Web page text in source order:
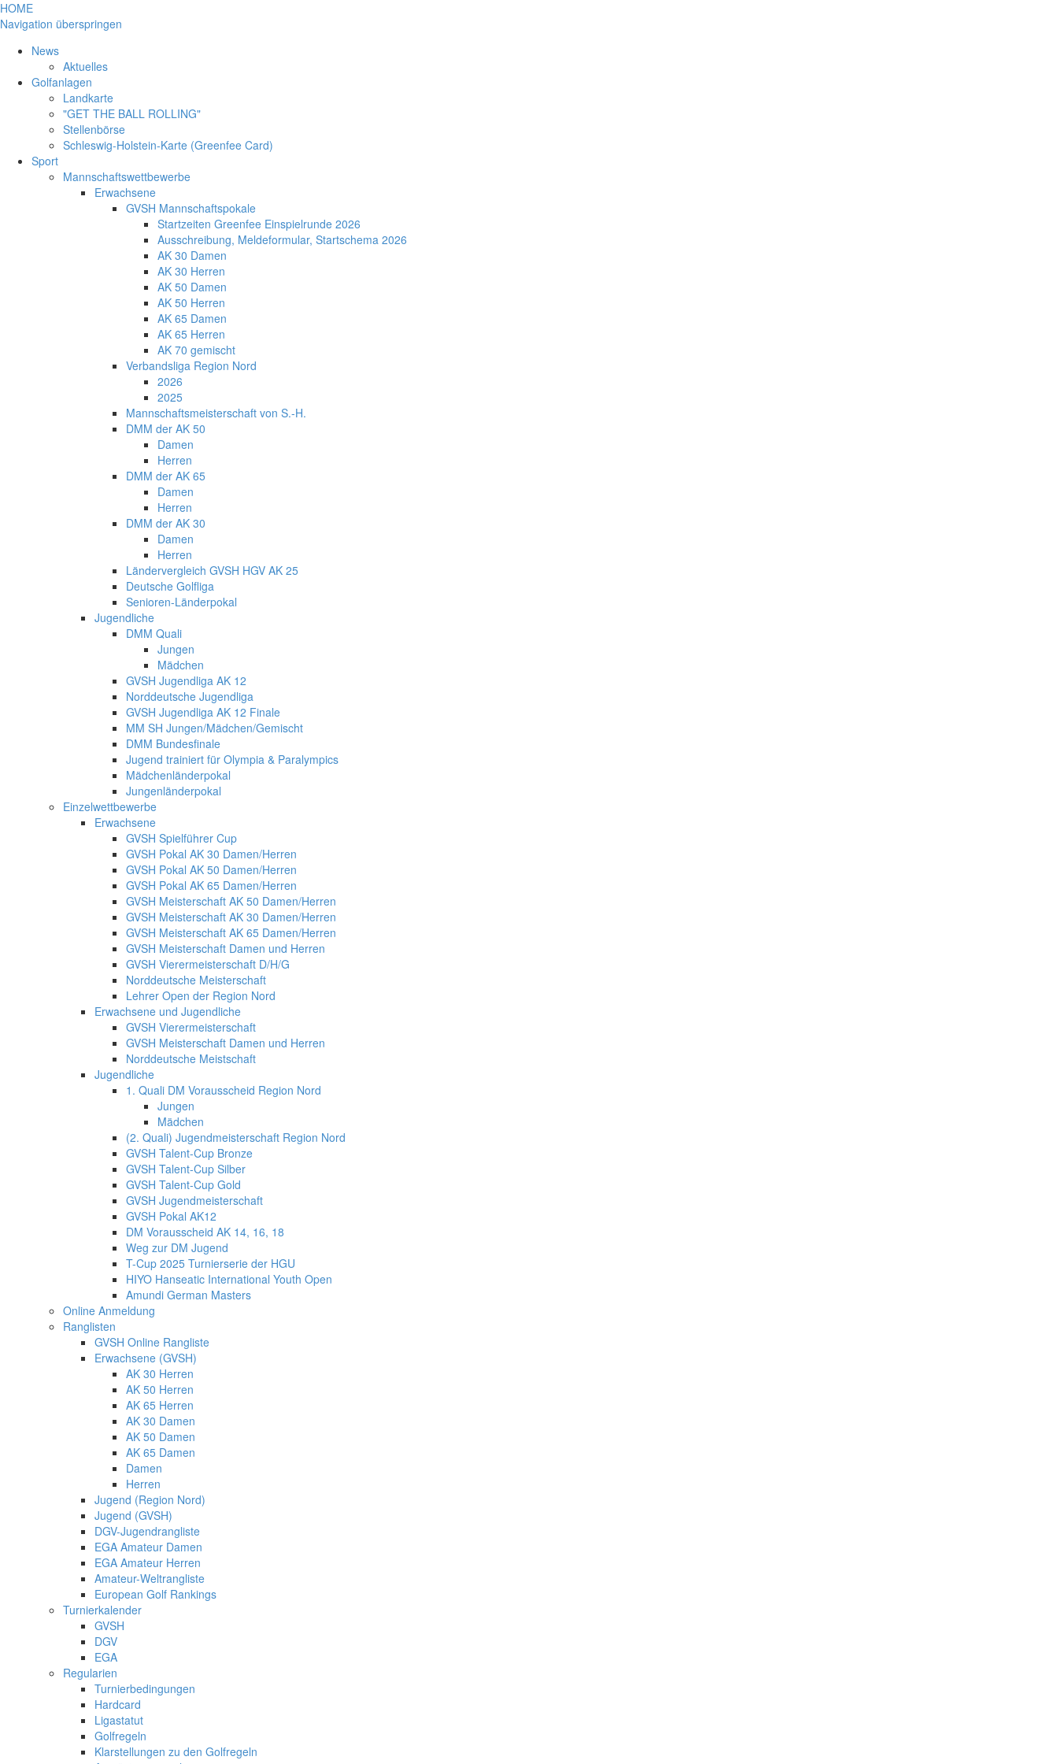
HOME
Navigation überspringen
News
Aktuelles
Golfanlagen
Landkarte
"GET THE BALL ROLLING"
Stellenbörse
Schleswig-Holstein-Karte (Greenfee Card)
Sport
Mannschaftswettbewerbe
Erwachsene
GVSH Mannschaftspokale
Startzeiten Greenfee Einspielrunde 2026
Ausschreibung, Meldeformular, Startschema 2026
AK 30 Damen
AK 30 Herren
AK 50 Damen
AK 50 Herren
AK 65 Damen
AK 65 Herren
AK 70 gemischt
Verbandsliga Region Nord
2026
2025
Mannschaftsmeisterschaft von S.-H.
DMM der AK 50
Damen
Herren
DMM der AK 65
Damen
Herren
DMM der AK 30
Damen
Herren
Ländervergleich GVSH HGV AK 25
Deutsche Golfliga
Senioren-Länderpokal
Jugendliche
DMM Quali
Jungen
Mädchen
GVSH Jugendliga AK 12
Norddeutsche Jugendliga
GVSH Jugendliga AK 12 Finale
MM SH Jungen/Mädchen/Gemischt
DMM Bundesfinale
Jugend trainiert für Olympia & Paralympics
Mädchenländerpokal
Jungenländerpokal
Einzelwettbewerbe
Erwachsene
GVSH Spielführer Cup
GVSH Pokal AK 30 Damen/Herren
GVSH Pokal AK 50 Damen/Herren
GVSH Pokal AK 65 Damen/Herren
GVSH Meisterschaft AK 50 Damen/Herren
GVSH Meisterschaft AK 30 Damen/Herren
GVSH Meisterschaft AK 65 Damen/Herren
GVSH Meisterschaft Damen und Herren
GVSH Vierermeisterschaft D/H/G
Norddeutsche Meisterschaft
Lehrer Open der Region Nord
Erwachsene und Jugendliche
GVSH Vierermeisterschaft
GVSH Meisterschaft Damen und Herren
Norddeutsche Meistschaft
Jugendliche
1. Quali DM Vorausscheid Region Nord
Jungen
Mädchen
(2. Quali) Jugendmeisterschaft Region Nord
GVSH Talent-Cup Bronze
GVSH Talent-Cup Silber
GVSH Talent-Cup Gold
GVSH Jugendmeisterschaft
GVSH Pokal AK12
DM Vorausscheid AK 14, 16, 18
Weg zur DM Jugend
T-Cup 2025 Turnierserie der HGU
HIYO Hanseatic International Youth Open
Amundi German Masters
Online Anmeldung
Ranglisten
GVSH Online Rangliste
Erwachsene (GVSH)
AK 30 Herren
AK 50 Herren
AK 65 Herren
AK 30 Damen
AK 50 Damen
AK 65 Damen
Damen
Herren
Jugend (Region Nord)
Jugend (GVSH)
DGV-Jugendrangliste
EGA Amateur Damen
EGA Amateur Herren
Amateur-Weltrangliste
European Golf Rankings
Turnierkalender
GVSH
DGV
EGA
Regularien
Turnierbedingungen
Hardcard
Ligastatut
Golfregeln
Klarstellungen zu den Golfregeln